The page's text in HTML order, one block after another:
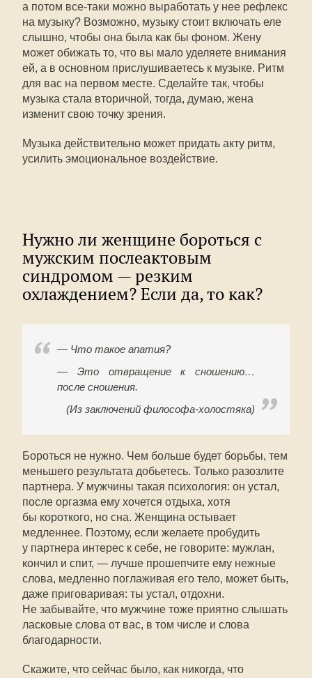
а потом все-таки можно выработать у нее рефлекс
на музыку? Возможно, музыку стоит включать еле
слышно, чтобы она была как бы фоном. Жену
может обижать то, что вы мало уделяете внимания
ей, а в основном прислушиваетесь к музыке. Ритм
для вас на первом месте. Сделайте так, чтобы
музыка стала вторичной, тогда, думаю, жена
изменит свою точку зрения.
Музыка действительно может придать акту ритм,
усилить эмоциональное воздействие.
Нужно ли женщине бороться с
мужским послеактовым
синдромом — резким
охлаждением? Если да, то как?
— Что такое апатия?
— Это отвращение к сношению…
после сношения.
(Из заключений философа-холостяка)
Бороться не нужно. Чем больше будет борьбы, тем
меньшего результата добьетесь. Только разозлите
партнера. У мужчины такая психология: он устал,
после оргазма ему хочется отдыха, хотя
бы короткого, но сна. Женщина остывает
медленнее. Поэтому, если желаете пробудить
у партнера интерес к себе, не говорите: мужлан,
кончил и спит, — лучше прошепчите ему нежные
слова, медленно поглаживая его тело, может быть,
даже приговаривая: ты устал, отдохни.
Не забывайте, что мужчине тоже приятно слышать
ласковые слова от вас, в том числе и слова
благодарности.
Скажите, что сейчас было, как никогда, что